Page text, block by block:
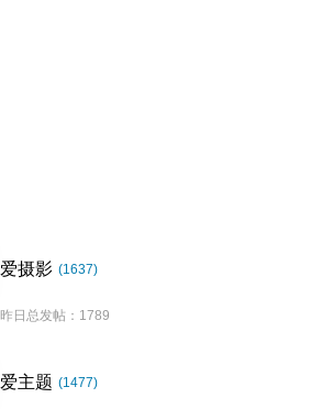
爱摄影 (1637)
昨日总发帖：1789
爱主题 (1477)